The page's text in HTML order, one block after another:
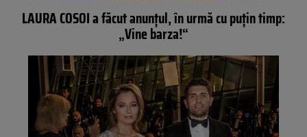
LAURA COSOI a făcut anunţul, în urmă cu puţin timp:
„Vine barza!“